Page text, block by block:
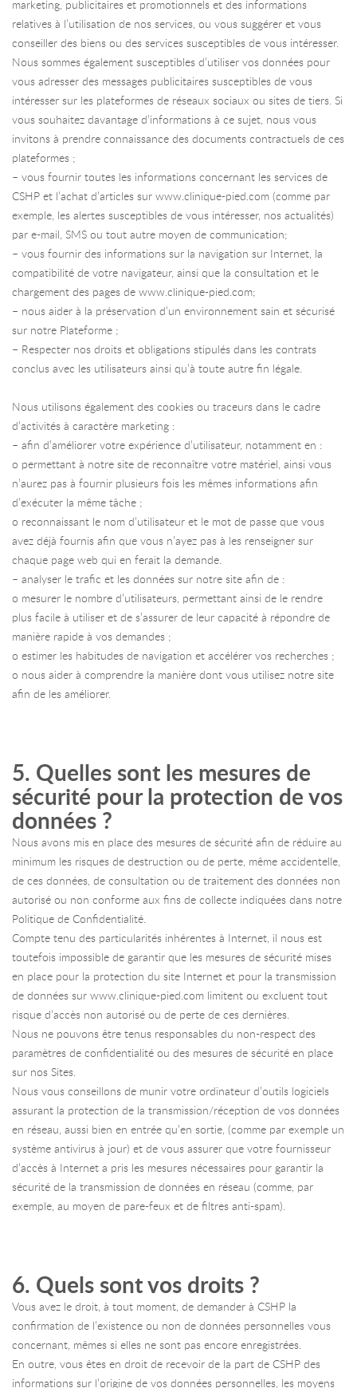
marketing, publicitaires et promotionnels et des informations
relatives à l’utilisation de nos services, ou vous suggérer et vous
conseiller des biens ou des services susceptibles de vous intéresser.
Nous sommes également susceptibles d’utiliser vos données pour
vous adresser des messages publicitaires susceptibles de vous
intéresser sur les plateformes de réseaux sociaux ou sites de tiers. Si
vous souhaitez davantage d’informations à ce sujet, nous vous
invitons à prendre connaissance des documents contractuels de ces
plateformes ;
– vous fournir toutes les informations concernant les services de
CSHP et l’achat d’articles sur www.clinique-pied.com (comme par
exemple, les alertes susceptibles de vous intéresser, nos actualités)
par e-mail, SMS ou tout autre moyen de communication;
– vous fournir des informations sur la navigation sur Internet, la
compatibilité de votre navigateur, ainsi que la consultation et le
chargement des pages de www.clinique-pied.com;
– nous aider à la préservation d’un environnement sain et sécurisé
sur notre Plateforme ;
– Respecter nos droits et obligations stipulés dans les contrats
conclus avec les utilisateurs ainsi qu’à toute autre fin légale.
Nous utilisons également des cookies ou traceurs dans le cadre
d’activités à caractère marketing :
– afin d’améliorer votre expérience d’utilisateur, notamment en :
o permettant à notre site de reconnaître votre matériel, ainsi vous
n’aurez pas à fournir plusieurs fois les mêmes informations afin
d’exécuter la même tâche ;
o reconnaissant le nom d’utilisateur et le mot de passe que vous
avez déjà fournis afin que vous n’ayez pas à les renseigner sur
chaque page web qui en ferait la demande.
– analyser le trafic et les données sur notre site afin de :
o mesurer le nombre d’utilisateurs, permettant ainsi de le rendre
plus facile à utiliser et de s’assurer de leur capacité à répondre de
manière rapide à vos demandes ;
o estimer les habitudes de navigation et accélérer vos recherches ;
o nous aider à comprendre la manière dont vous utilisez notre site
afin de les améliorer.
5. Quelles sont les mesures de
sécurité pour la protection de vos
données ?
Nous avons mis en place des mesures de sécurité afin de réduire au
minimum les risques de destruction ou de perte, même accidentelle,
de ces données, de consultation ou de traitement des données non
autorisé ou non conforme aux fins de collecte indiquées dans notre
Politique de Confidentialité.
Compte tenu des particularités inhérentes à Internet, il nous est
toutefois impossible de garantir que les mesures de sécurité mises
en place pour la protection du site Internet et pour la transmission
de données sur www.clinique-pied.com limitent ou excluent tout
risque d’accès non autorisé ou de perte de ces dernières.
Nous ne pouvons être tenus responsables du non-respect des
paramètres de confidentialité ou des mesures de sécurité en place
sur nos Sites.
Nous vous conseillons de munir votre ordinateur d’outils logiciels
assurant la protection de la transmission/réception de vos données
en réseau, aussi bien en entrée qu’en sortie, (comme par exemple un
système antivirus à jour) et de vous assurer que votre fournisseur
d’accès à Internet a pris les mesures nécessaires pour garantir la
sécurité de la transmission de données en réseau (comme, par
exemple, au moyen de pare-feux et de filtres anti-spam).
6. Quels sont vos droits ?
Vous avez le droit, à tout moment, de demander à CSHP la
confirmation de l’existence ou non de données personnelles vous
concernant, mêmes si elles ne sont pas encore enregistrées.
En outre, vous êtes en droit de recevoir de la part de CSHP des
informations sur l’origine de vos données personnelles, les moyens